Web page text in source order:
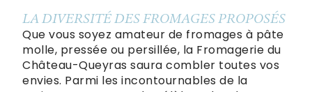
LA DIVERSITÉ DES FROMAGES PROPOSÉS
Que vous soyez amateur de fromages à pâte
molle, pressée ou persillée, la Fromagerie du
Château-Queyras saura combler toutes vos
envies. Parmi les incontournables de la